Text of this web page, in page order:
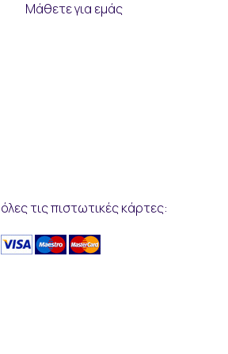
Μάθετε για εμάς
τις πιστωτικές κάρτες: